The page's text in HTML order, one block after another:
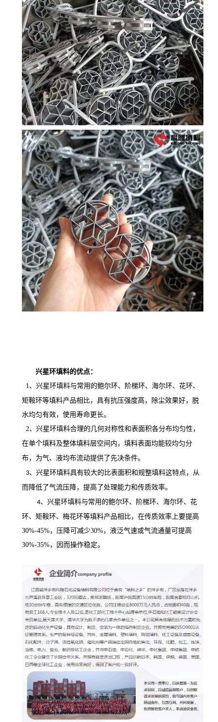
兴星环填料的优点：
1、 兴星环填料与常用的鲍尔环、阶梯环、海尔环、花环、
矩鞍环等填料产品相比，具有抗压强度高，除尘效果好，脱
水均匀有效，使用寿命更长。
2、 兴星环填料合理的几何对称性和表面积各分布均匀性，
在单个填料及整体填料层空间内，填料表面均能较均匀分
布，为气、液均布流动提供了先决条件。
3、兴星环填料具有较大的比表面积和规整填料这特点，从
而降低了气流压降，提高了处理能力和传质效率。
4、兴星环填料与常用的鲍尔环、阶梯环、海尔环、花
环、矩鞍环、梅花环等填料产品相比，在传质效率上要提高
30%-45%，压降可减少30%，液泛气速或气流通量可提高
30%-35%，因而操作稳定。